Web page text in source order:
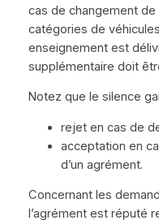
cas de changement
catégories de
enseignement est
supplémentaire doit
Notez que le silence
rejet en cas de
acceptation en
d’un agrément.
Concernant les
l’agrément est réputé